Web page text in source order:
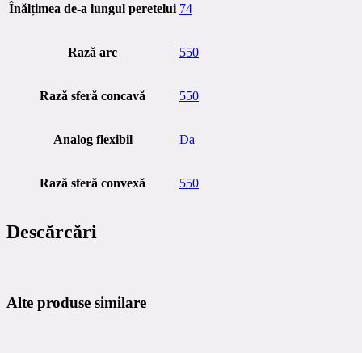
Înălțimea de-a lungul peretelui 74
Rază arc 550
Rază sferă concavă 550
Analog flexibil Da
Rază sferă convexă 550
Descărcări
Alte produse similare